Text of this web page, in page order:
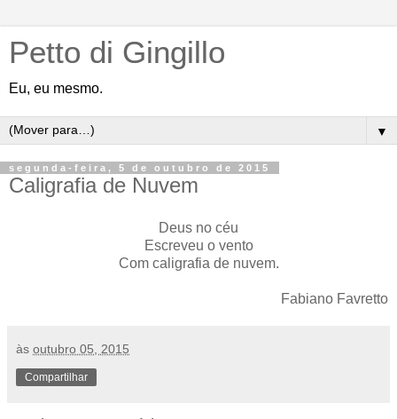
Petto di Gingillo
Eu, eu mesmo.
▼
segunda-feira, 5 de outubro de 2015
Caligrafia de Nuvem
Deus no céu
Escreveu o vento
Com caligrafia de nuvem.
Fabiano Favretto
às outubro 05, 2015
Compartilhar